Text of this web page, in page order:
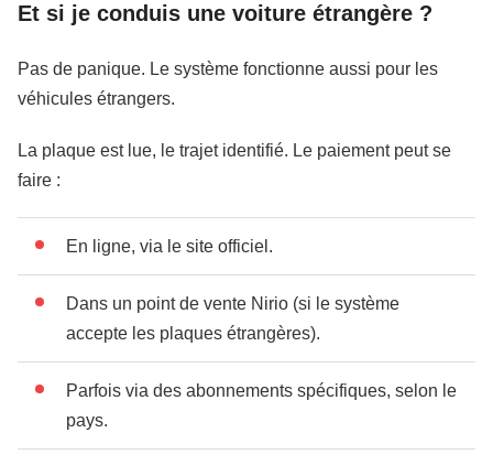
Et si je conduis une voiture étrangère ?
Pas de panique. Le système fonctionne aussi pour les
véhicules étrangers.
La plaque est lue, le trajet identifié. Le paiement peut se
faire :
En ligne, via le site officiel.
Dans un point de vente Nirio (si le système
accepte les plaques étrangères).
Parfois via des abonnements spécifiques, selon le
pays.